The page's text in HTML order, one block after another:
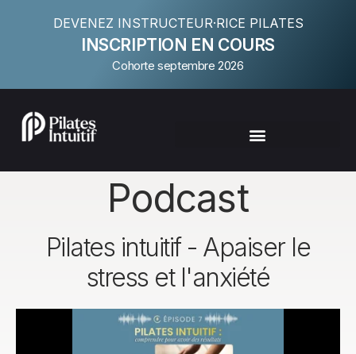
DEVENEZ INSTRUCTEUR·RICE PILATES
INSCRIPTION EN COURS
Cohorte septembre 2026
Podcast
Pilates intuitif - Apaiser le
stress et l'anxiété